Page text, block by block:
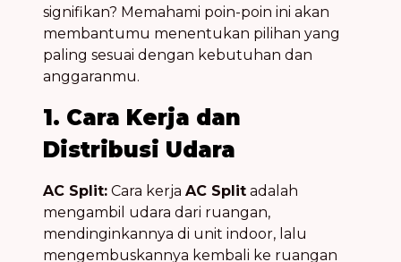
signifikan? Memahami poin-poin ini akan
membantumu menentukan pilihan yang
paling sesuai dengan kebutuhan dan
anggaranmu.
1. Cara Kerja dan
Distribusi Udara
AC Split: Cara kerja AC Split adalah
mengambil udara dari ruangan,
mendinginkannya di unit indoor, lalu
mengembuskannya kembali ke ruangan